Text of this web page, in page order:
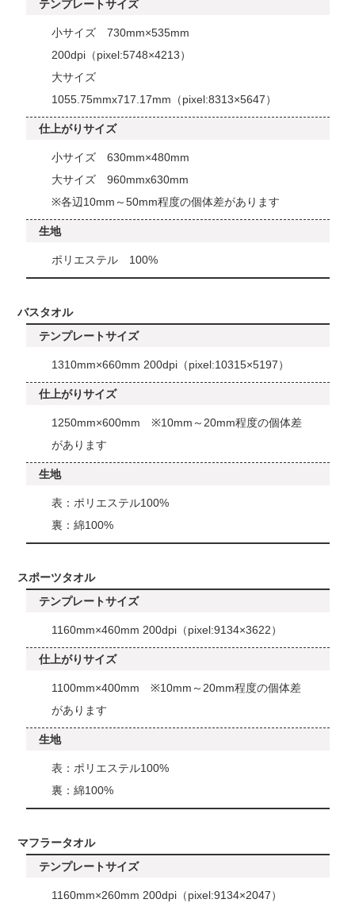
テンプレートサイズ
小サイズ 730mm×535mm
200dpi（pixel:5748×4213）
大サイズ
1055.75mmx717.17mm（pixel:8313×5647）
仕上がりサイズ
小サイズ 630mm×480mm
大サイズ 960mmx630mm
※各辺10mm～50mm程度の個体差があります
生地
ポリエステル 100%
バスタオル
テンプレートサイズ
1310mm×660mm 200dpi（pixel:10315×5197）
仕上がりサイズ
1250mm×600mm ※10mm～20mm程度の個体差
があります
生地
表：ポリエステル100%
裏：綿100%
スポーツタオル
テンプレートサイズ
1160mm×460mm 200dpi（pixel:9134×3622）
仕上がりサイズ
1100mm×400mm ※10mm～20mm程度の個体差
があります
生地
表：ポリエステル100%
裏：綿100%
マフラータオル
テンプレートサイズ
1160mm×260mm 200dpi（pixel:9134×2047）